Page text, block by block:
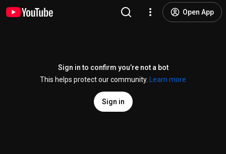
Open App
Sign in to confirm you’re not a bot
This helps protect our community.
Learn more
Sign in